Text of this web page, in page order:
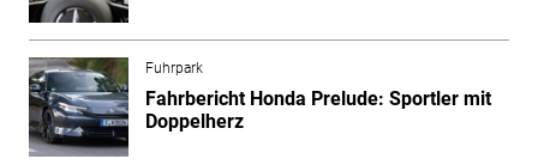
Fuhrpark
Fahrbericht Honda Prelude: Sportler mit
Doppelherz